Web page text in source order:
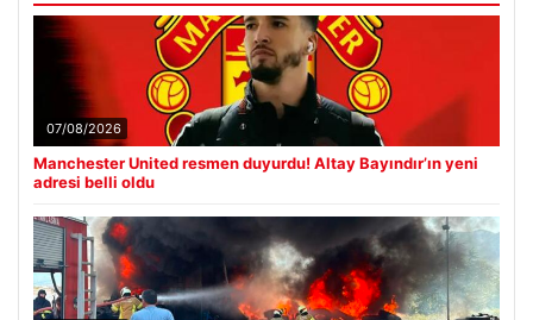
07/08/2026
Manchester United resmen duyurdu! Altay Bayındır’ın yeni
adresi belli oldu